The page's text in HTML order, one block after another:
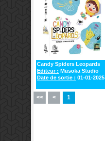
Candy Spiders Leopards
Editeur : Musoka Studio
Date de sortie : 01-01-2025
<< < 1